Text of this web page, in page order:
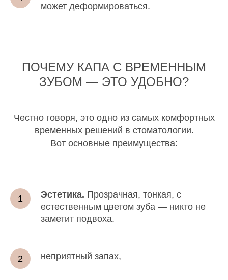
может деформироваться.
ПОЧЕМУ КАПА С ВРЕМЕННЫМ
ЗУБОМ — ЭТО УДОБНО?
Честно говоря, это одно из самых комфортных
временных решений в стоматологии.
Вот основные преимущества:
Эстетика. Прозрачная, тонкая, с
естественным цветом зуба — никто не
заметит подвоха.
неприятный запах,